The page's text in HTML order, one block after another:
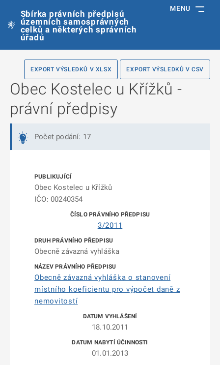
Sbírka právních předpisů
územních samosprávných
celků a některých správních
úřadů
MENU
EXPORT VÝSLEDKŮ V XLSX EXPORT VÝSLEDKŮ V CSV
Obec Kostelec u Křížků -
právní předpisy
Počet podání: 17
Obec Kostelec u Křížků
IČO: 00240354
3/2011
Obecně závazná vyhláška
Obecně závazná vyhláška o stanovení
místního koeficientu pro výpočet daně z
nemovitostí
18.10.2011
01.01.2013